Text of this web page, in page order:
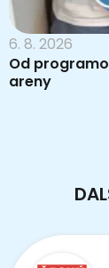
6. 8. 2026
Od
areny